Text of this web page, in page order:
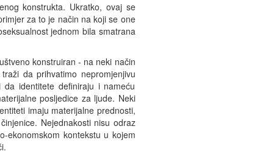
konstrukta. Ukratko, ovaj se
za to je način na koji se one
jednom bila smatrana
konstruiran - na neki način
da prihvatimo nepromjenjivu
identitete definiraju i nameću
posljedice za ljude. Neki
imaju materijalne prednosti,
Nejednakosti nisu odraz
ekonomskom kontekstu u kojem